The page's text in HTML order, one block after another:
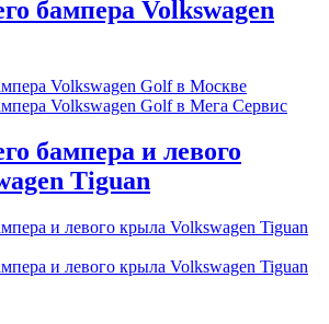
бампера Volkswagen
бампера и левого
Tiguan